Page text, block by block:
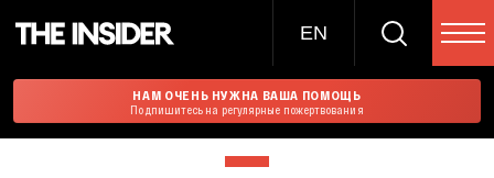
EN
НАМ ОЧЕНЬ НУЖНА ВАША ПОМОЩЬ
Подпишитесь на регулярные пожертвования